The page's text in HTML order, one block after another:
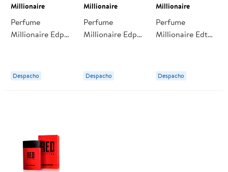
Millionaire
Perfume
Millionaire Edp
Despacho
Millionaire
Perfume
Millionaire Edp
Despacho
Millionaire
Perfume
Millionaire Edt
Despacho